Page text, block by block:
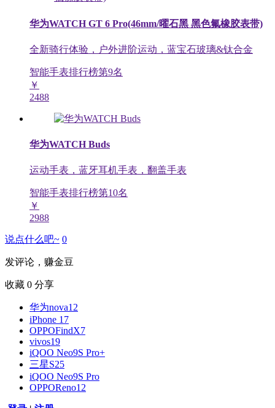
华为WATCH GT 6 Pro(46mm/曜石黑 黑色氟橡胶表带)
全新骑行体验，户外进阶运动，蓝宝石玻璃&钛合金
智能手表排行榜第9名
￥
2488
华为WATCH Buds
运动手表，蓝牙耳机手表，翻盖手表
智能手表排行榜第10名
￥
2988
说点什么吧~ 0
发评论，赚金豆
收藏 0 分享
华为nova12
iPhone 17
OPPOFindX7
vivos19
iQOO Neo9S Pro+
三星S25
iQOO Neo9S Pro
OPPOReno12